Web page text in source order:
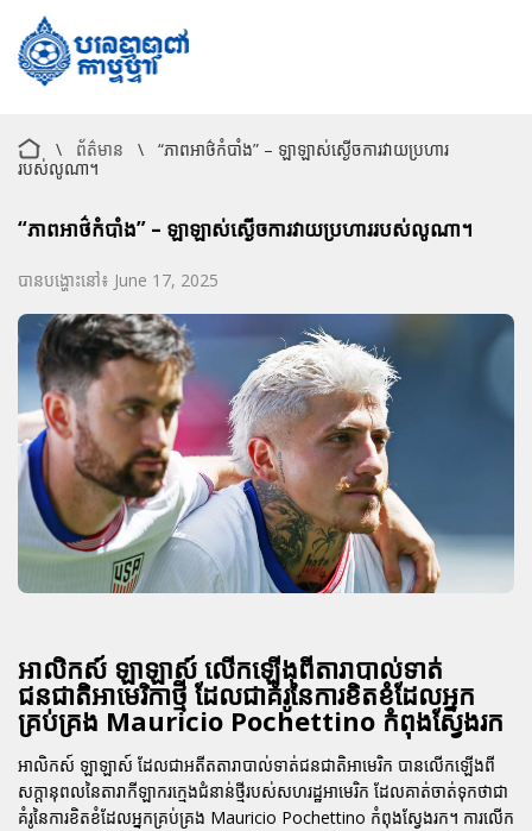
\ ព័ត៌មាន \
“ភាពអាថ៌កំបាំង” – ឡាឡាស់ស្ងើចការវាយប្រហារ
របស់លូណា។
“ភាពអាថ៌កំបាំង” – ឡាឡាស់ស្ងើចការវាយប្រហាររបស់លូណា។
បានបង្ហោះនៅ៖ June 17, 2025
អាលិកស៍ ឡាឡាស៍ លើកឡើងពីតារាបាល់ទាត់
ជនជាតិអាមេរិកាថ្មី ដែលជាគំរូនៃការខិតខំដែលអ្នក
គ្រប់គ្រង Mauricio Pochettino កំពុងស្វែងរក
អាលិកស៍ ឡាឡាស៍ ដែលជាអតីតតារាបាល់ទាត់ជនជាតិអាមេរិក បានលើកឡើងពី
សក្តានុពលនៃតារាកីឡាករក្មេងជំនាន់ថ្មីរបស់សហរដ្ឋអាមេរិក ដែលគាត់ចាត់ទុកថាជា
គំរូនៃការខិតខំដែលអ្នកគ្រប់គ្រង Mauricio Pochettino កំពុងស្វែងរក។ ការលើក